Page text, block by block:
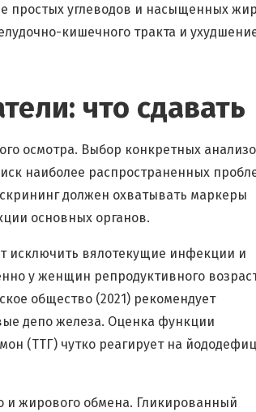
простых углеводов и насыщенных
кишечного тракта и
что сдавать
осмотра. Выбор конкретных
наиболее распространенных
должен охватывать маркеры
основных органов.
исключить вялотекущие инфекции и
у женщин репродуктивного
общество (2021) рекомендует
депо железа. Оценка функции
(ТТГ) чутко реагирует на
и жирового обмена. Гликированный